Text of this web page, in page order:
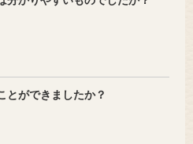
とができましたか？